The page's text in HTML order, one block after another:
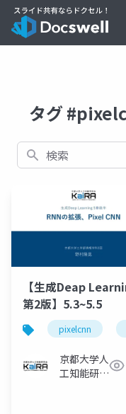
タグ
検索
【生成Deap
第2版】5.3~5.5
pixelcnn
京都大学人
工知能研究